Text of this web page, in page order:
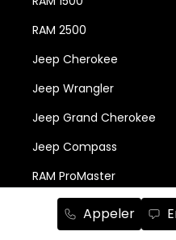
Appeler
RAM 2500
Jeep Cherokee
Jeep Wrangler
Jeep Grand Cherokee
Jeep Compass
RAM ProMaster
Chrysler Grand Caravan